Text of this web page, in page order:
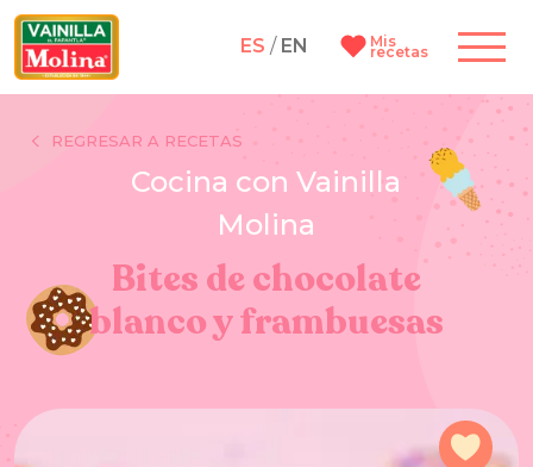
ES / EN Mis
recetas
REGRESAR A RECETAS
Cocina con Vainilla
Molina
Bites de chocolate
blanco y frambuesas